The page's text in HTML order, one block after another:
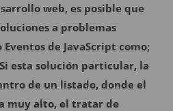
web, es posible que
a problemas
de JavaScript como;
esta solución particular, la
de un listado, donde el
muy alto, el tratar de